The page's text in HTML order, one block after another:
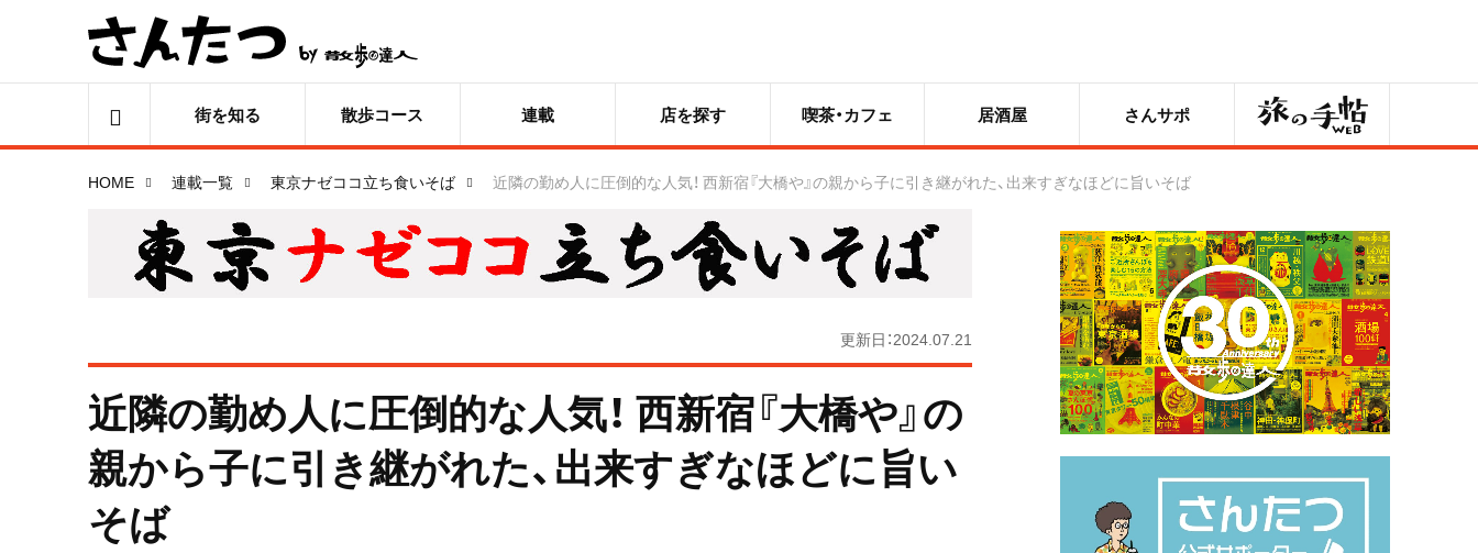
街を知る 散歩コース 連載 店を探す 喫茶・カフェ 居酒屋 さんサポ 旅の手帖
HOME 連載一覧 東京ナゼココ立ち食いそば 近隣の勤め人に圧倒的な人気！ 西新宿『大橋や』の親から子に引き継がれた、出来すぎなほどに旨いそば
更新日：2024.07.21
近隣の勤め人に圧倒的な人気！ 西新宿『大橋や』の
親から子に引き継がれた、出来すぎなほどに旨い
そば